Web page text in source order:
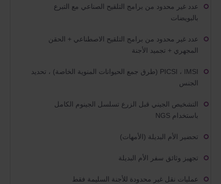
عدد غير محدود من برامج التلقيح الصناعي مع التبرع
بالبويضات
عدد غير محدود من برامج التلقيح الاصطناعي + الحقن
المجهري + تجميد الأجنة
PICSI ، IMSI (طرق جمع الحيوانات المنوية الخاصة) ، تحديد
الجنس
التشخيص الجيني قبل الزرع تسلسل الجينوم الكامل
باستخدام NGS
تحضير الأم البديلة (الأمهات)
تجهيز وثائق سفر الأم البديلة
عمليات نقل غير محدودة للأجنة السليمة فقط